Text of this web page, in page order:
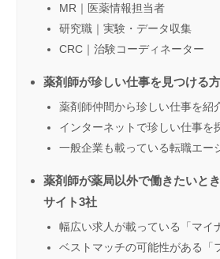
MR｜医薬情報担当者
研究職｜実験・データ収集
CRC｜治験コーディネーター
薬剤師が珍しい仕事を見つける
薬剤師仲間から珍しい仕事を紹
インターネットで珍しい仕事を
一般企業も載っている転職エー
薬剤師が薬局以外で働きたいと
サイト3社
幅広い求人が載っている「マイ
ベストマッチの可能性がある「